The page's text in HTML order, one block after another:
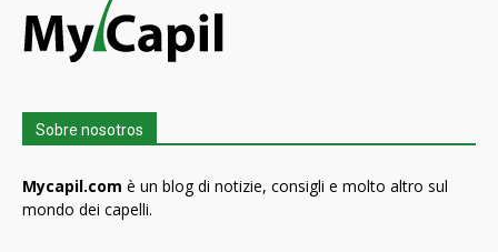
Sobre nosotros
Mycapil.com è un blog di notizie, consigli e molto altro sul
mondo dei capelli.